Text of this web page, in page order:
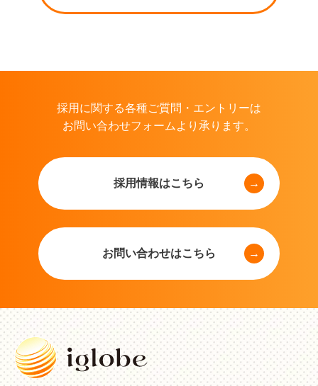
採用に関する各種ご質問・エントリーは
お問い合わせフォームより承ります。
採用情報はこちら
お問い合わせはこちら